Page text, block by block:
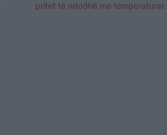
pritet të ndodhë me temperaturat